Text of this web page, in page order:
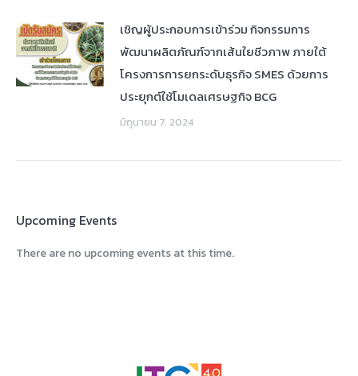
เชิญผู้ประกอบการเข้าร่วม กิจกรรมการ
พัฒนาผลิตภัณฑ์จากเส้นใยชีวภาพ ภายใต้
โครงการการยกระดับธุรกิจ SMES ด้วยการ
ประยุกต์ใช้โมเดลเศรษฐกิจ BCG
มิถุนายน 7, 2024
Upcoming Events
There are no upcoming events at this time.